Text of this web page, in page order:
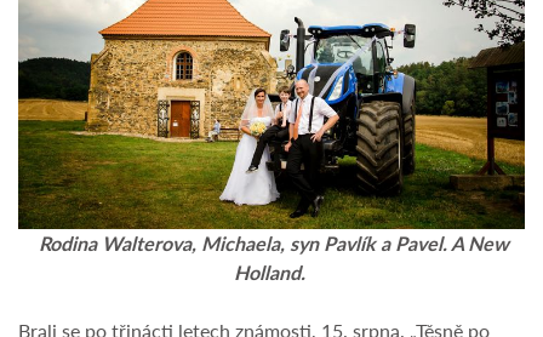
Rodina Walterova, Michaela, syn Pavlík a Pavel. A New
Holland.
Brali se po třinácti letech známosti, 15. srpna. „Těsně po